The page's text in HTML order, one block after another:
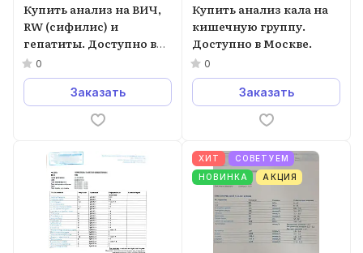
Купить анализ на ВИЧ,
RW (сифилис) и
гепатиты. Доступно в
Москве.
0
Заказать
Купить анализ кала на
кишечную группу.
Доступно в Москве.
0
Заказать
ХИТ
СОВЕТУЕМ
НОВИНКА
АКЦИЯ